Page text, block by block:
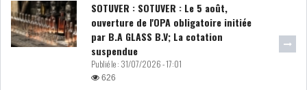
NOUVELLE CHEFFE DU...
MICHKET SLAMA KHALDI
SOTUVER : SOTUVER : Le 5 août,
ouverture de l'OPA obligatoire initiée
par B.A GLASS B.V; La cotation
suspendue
Publié le : 31/07/2026 - 17:01
626